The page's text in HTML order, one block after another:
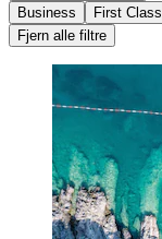
Business
First Class
Fjern alle filtre